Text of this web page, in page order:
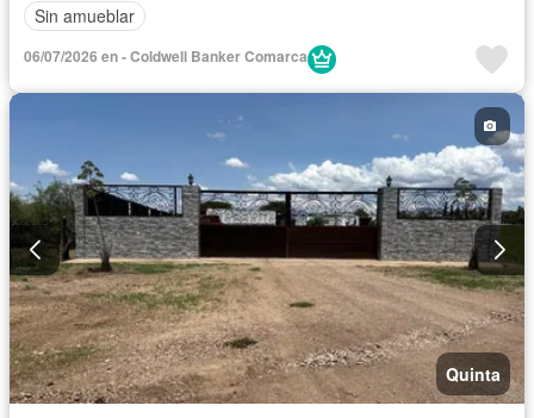
Sin amueblar
06/07/2026 en - Coldwell Banker Comarca
Quinta